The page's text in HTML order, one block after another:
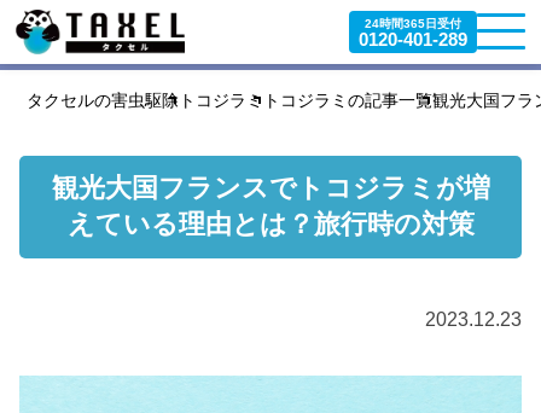
24時間365日受付
0120-401-289
タクセルの害虫駆除 トコジラミ トコジラミの記事一覧観光大国フラ
観光大国フランスでトコジラミが増
えている理由とは？旅行時の対策
2023.12.23